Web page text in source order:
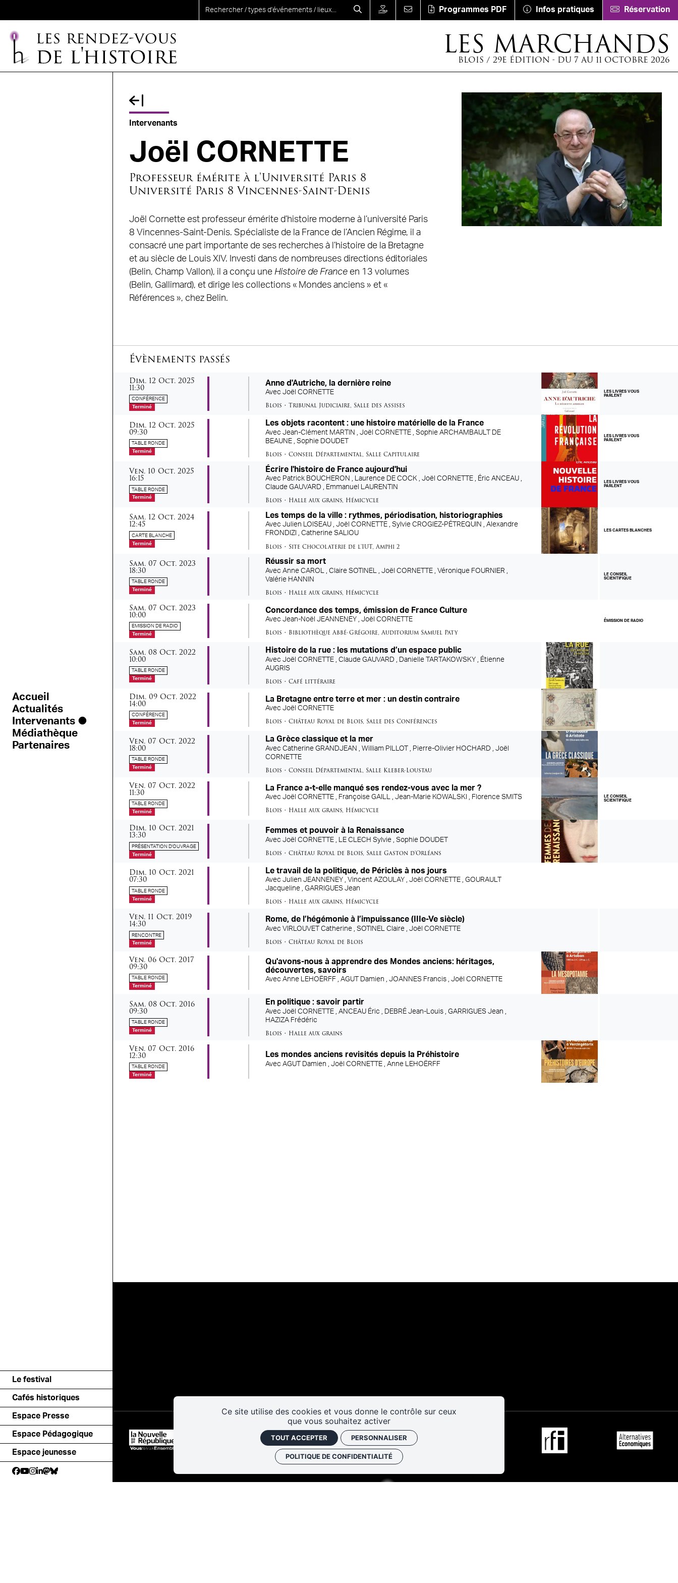
Ce site utilise des cookies et vous donne le contrôle sur ceux
que vous souhaitez activer
TOUT ACCEPTER PERSONNALISER
POLITIQUE DE CONFIDENTIALITÉ
Programmes PDF Infos pratiques Réservation
LES MARCHANDS
BLOIS / 29E ÉDITION - DU 7 AU 11 OCTOBRE 2026
Accueil
Actualités
Intervenants
Médiathèque
Partenaires
Le festival
Cafés historiques
Espace Presse
Espace Pédagogique
Espace jeunesse
Fil d'Ariane
Intervenants
Joël CORNETTE
Professeur émérite à l'Université Paris 8
Université Paris 8 Vincennes-Saint-Denis
Joël Cornette est professeur émérite d’histoire moderne à l’université Paris
8 Vincennes-Saint-Denis. Spécialiste de la France de l’Ancien Régime, il a
consacré une part importante de ses recherches à l’histoire de la Bretagne
et au siècle de Louis XIV. Investi dans de nombreuses directions éditoriales
(Belin, Champ Vallon), il a conçu une Histoire de Franceen 13 volumes
(Belin, Gallimard), et dirige les collections « Mondes anciens » et «
Références », chez Belin.
Évènements passés
dimanche
Dim. 12 octobre
Oct. 2025
11:30
CONFÉRENCE
Terminé
Anne d'Autriche, la dernière reine
AvecJoël CORNETTE
Blois •Tribunal Judiciaire, Salle des Assises
LES LIVRES VOUS
PARLENT
dimanche
Dim. 12 octobre
Oct. 2025
09:30
TABLE RONDE
Terminé
Les objets racontent : une histoire matérielle de la France
AvecJean-Clément MARTIN ,Joël CORNETTE ,Sophie ARCHAMBAULT DE
BEAUNE ,Sophie DOUDET
Blois •Conseil Départemental, Salle Capitulaire
LES LIVRES VOUS
PARLENT
vendredi
Ven. 10 octobre
Oct. 2025
16:15
TABLE RONDE
Terminé
Écrire l'histoire de France aujourd'hui
Avec Patrick BOUCHERON , Laurence DE COCK ,Joël CORNETTE , Éric ANCEAU ,
Claude GAUVARD , Emmanuel LAURENTIN
Blois • Halle aux grains, Hémicycle
LES LIVRES VOUS
PARLENT
samedi
Sam. 12 octobre
Oct. 2024
12:45
CARTE BLANCHE
Terminé
Les temps de la ville : rythmes, périodisation, historiographies
AvecJulien LOISEAU ,Joël CORNETTE ,Sylvie CROGIEZ-PÉTREQUIN ,Alexandre
FRONDIZI ,Catherine SALIOU
Blois • Site Chocolaterie de l'IUT,Amphi 2
LES CARTES BLANCHES
samedi
Sam. 07 octobre
Oct. 2023
18:30
TABLE RONDE
Terminé
Réussir sa mort
AvecAnne CAROL ,Claire SOTINEL ,Joël CORNETTE ,Véronique FOURNIER ,
Valérie HANNIN
Blois • Halle aux grains, Hémicycle
LE CONSEIL
SCIENTIFIQUE
samedi
Sam. 07 octobre
Oct. 2023
10:00
EMISSION DE RADIO
Terminé
Concordance des temps, émission de France Culture
AvecJean-Noël JEANNENEY ,Joël CORNETTE
Blois • Bibliothèque Abbé-Grégoire,Auditorium Samuel Paty
ÉMISSION DE RADIO
samedi
Sam. 08 octobre
Oct. 2022
10:00
TABLE RONDE
Terminé
Histoire de la rue : les mutations d’un espace public
AvecJoël CORNETTE ,Claude GAUVARD , Danielle TARTAKOWSKY ,
Étienne
AUGRIS
Blois •Café littéraire
dimanche
Dim. 09 octobre
Oct. 2022
14:00
CONFÉRENCE
Terminé
La Bretagne entre terre et mer : un destin contraire
AvecJoël CORNETTE
Blois •Château Royal de Blois, Salle des Conférences
vendredi
Ven. 07 octobre
Oct. 2022
18:00
TABLE RONDE
Terminé
La Grèce classique et la mer
AvecCatherine GRANDJEAN ,William PILLOT , Pierre-Olivier HOCHARD ,Joël
CORNETTE
Blois •Conseil Départemental, Salle Kleber-Loustau
vendredi
Ven. 07 octobre
Oct. 2022
11:30
TABLE RONDE
Terminé
La France a-t-elle manqué ses rendez-vous avec la mer ?
AvecJoël CORNETTE , Françoise GAILL ,Jean-Marie KOWALSKI , Florence SMITS
Blois • Halle aux grains, Hémicycle
LE CONSEIL
SCIENTIFIQUE
dimanche
Dim. 10 octobre
Oct. 2021
13:30
PRÉSENTATION D'OUVRAGE
Terminé
Femmes et pouvoir à la Renaissance
AvecJoël CORNETTE , LE CLECH Sylvie ,Sophie DOUDET
Blois •Château Royal de Blois, Salle Gaston d'Orléans
dimanche
Dim. 10 octobre
Oct. 2021
07:30
TABLE RONDE
Terminé
Le travail de la politique, de Périclès à nos jours
AvecJulien JEANNENEY ,Vincent AZOULAY ,Joël CORNETTE ,GOURAULT
Jacqueline ,GARRIGUES Jean
Blois • Halle aux grains, Hémicycle
vendredi
Ven. 11 octobre
Oct. 2019
14:30
RENCONTRE
Terminé
Rome, de l’hégémonie à l’impuissance (IIIe-Ve siècle)
AvecVIRLOUVET Catherine ,SOTINEL Claire ,Joël CORNETTE
Blois •Château Royal de Blois
vendredi
Ven. 06 octobre
Oct. 2017
09:30
TABLE RONDE
Terminé
Qu'avons-nous à apprendre des Mondes anciens: héritages,
découvertes, savoirs
AvecAnne LEHOËRFF ,AGUT Damien ,JOANNES Francis ,Joël CORNETTE
samedi
Sam. 08 octobre
Oct. 2016
09:30
TABLE RONDE
Terminé
En politique : savoir partir
AvecJoël CORNETTE ,ANCEAU Éric , DEBRÉ Jean-Louis ,GARRIGUES Jean ,
HAZIZA Frédéric
Blois • Halle aux grains
vendredi
Ven. 07 octobre
Oct. 2016
12:30
TABLE RONDE
Terminé
Les mondes anciens revisités depuis la Préhistoire
AvecAGUT Damien ,Joël CORNETTE ,Anne LEHOËRFF